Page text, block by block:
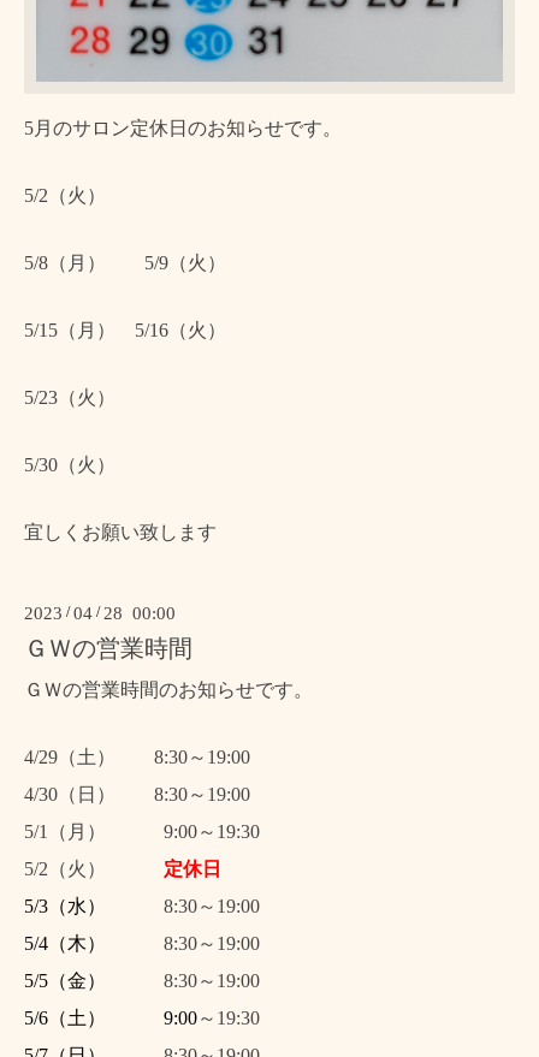
5月のサロン定休日のお知らせです。
5/2（火）
5/8（月） 5/9（火）
5/15（月） 5/16（火）
5/23（火）
5/30（火）
宜しくお願い致します
2023 /04 / 28 00:00
ＧＷの営業時間
ＧＷの営業時間のお知らせです。
4/29（土） 8:30～19:00
4/30（日） 8:30～19:00
5/1（月） 9:00～19:30
5/2（火） 定休日
5/3（水） 8:30～19:00
5/4（木） 8:30～19:00
5/5（金） 8:30～19:00
5/6（土） 9:00～19:30